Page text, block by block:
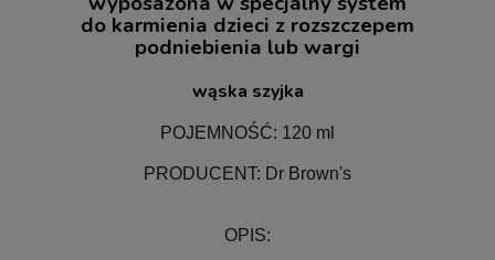
do karmienia dzieci z rozszczepem
podniebienia lub wargi
wąska szyjka
POJEMNOŚĆ: 120 ml
PRODUCENT: Dr Brown's
OPIS: